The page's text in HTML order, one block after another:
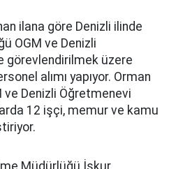
ilana göre Denizli ilinde
OGM ve Denizli
görevlendirilmek üzere
alımı yapıyor. Orman
ve Denizli Öğretmenevi
12 işçi, memur ve kamu
Müdürlüğü İşkur